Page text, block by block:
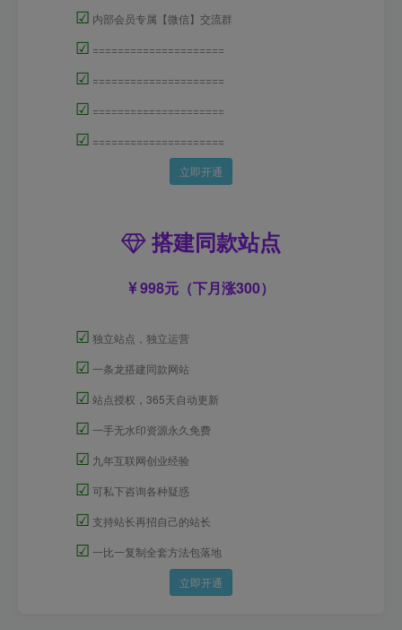
☑ 内部会员专属【微信】交流群
☑ =====================
☑ =====================
☑ =====================
☑ =====================
立即开通
搭建同款站点
998元（下月涨300）
☑ 独立站点，独立运营
☑ 一条龙搭建同款网站
☑ 站点授权，365天自动更新
☑ 一手无水印资源永久免费
☑ 九年互联网创业经验
☑ 可私下咨询各种疑惑
☑ 支持站长再招自己的站长
☑ 一比一复制全套方法包落地
立即开通